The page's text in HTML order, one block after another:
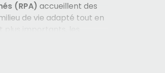
(RPA) accueillent des
de vie adapté tout en
les
en perte d'autonomie